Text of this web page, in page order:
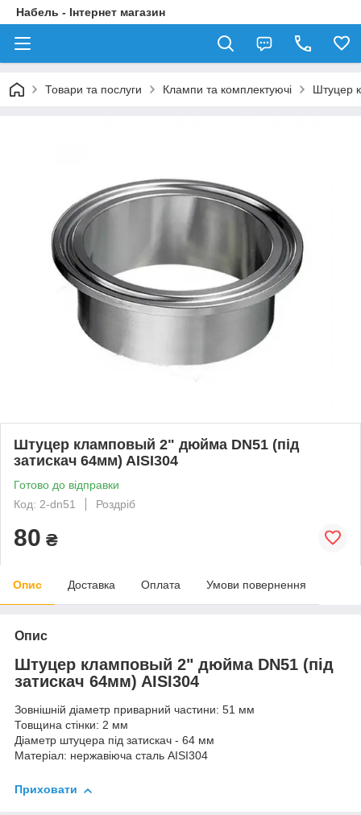
Набель - Інтернет магазин
Товари та послуги Клампи та комплектуючі Штуцер
Штуцер кламповый 2" дюйма DN51 (під
затискач 64мм) AISI304
Готово до відправки
Код: 2-dn51
Роздріб
80 ₴
Опис Доставка Оплата Умови повернення
Опис
Штуцер кламповый 2" дюйма DN51 (під
затискач 64мм) AISI304
Зовнішній діаметр приварний частини: 51 мм
Товщина стінки: 2 мм
Діаметр штуцера під затискач - 64 мм
Матеріал: нержавіюча сталь AISI304
Приховати